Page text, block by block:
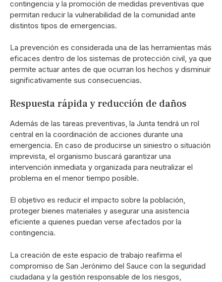
contingencia y la promoción de medidas preventivas que
permitan reducir la vulnerabilidad de la comunidad ante
distintos tipos de emergencias.
La prevención es considerada una de las herramientas más
eficaces dentro de los sistemas de protección civil, ya que
permite actuar antes de que ocurran los hechos y disminuir
significativamente sus consecuencias.
Respuesta rápida y reducción de daños
Además de las tareas preventivas, la Junta tendrá un rol
central en la coordinación de acciones durante una
emergencia. En caso de producirse un siniestro o situación
imprevista, el organismo buscará garantizar una
intervención inmediata y organizada para neutralizar el
problema en el menor tiempo posible.
El objetivo es reducir el impacto sobre la población,
proteger bienes materiales y asegurar una asistencia
eficiente a quienes puedan verse afectados por la
contingencia.
La creación de este espacio de trabajo reafirma el
compromiso de San Jerónimo del Sauce con la seguridad
ciudadana y la gestión responsable de los riesgos,